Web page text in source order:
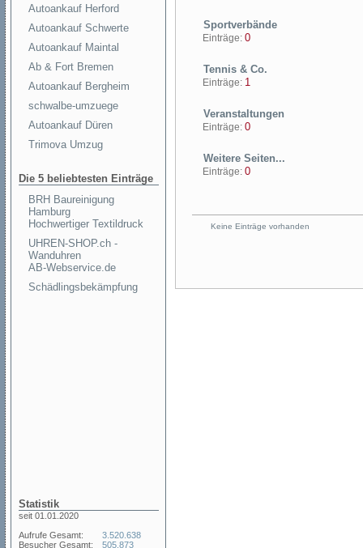
Autoankauf Herford
Autoankauf Schwerte
Autoankauf Maintal
Ab & Fort Bremen
Autoankauf Bergheim
schwalbe-umzuege
Autoankauf Düren
Trimova Umzug
Die 5 beliebtesten Einträge
BRH Baureinigung
Hamburg
Hochwertiger Textildruck
UHREN-SHOP.ch -
Wanduhren
AB-Webservice.de
Schädlingsbekämpfung
Statistik
seit 01.01.2020
Aufrufe Gesamt:
Besucher Gesamt:
3.520.638
505.873
Sportverbände
Einträge: 0
Tennis & Co.
Einträge: 1
Veranstaltungen
Einträge: 0
Weitere Seiten...
Einträge: 0
Keine Einträge vorhanden